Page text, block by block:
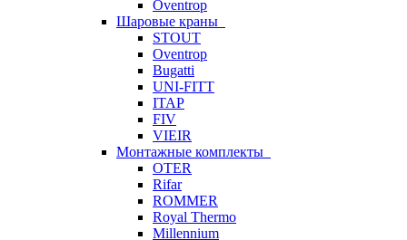
Oventrop
Шаровые краны
STOUT
Oventrop
Bugatti
UNI-FITT
ITAP
FIV
VIEIR
Монтажные комплекты
OTER
Rifar
ROMMER
Royal Thermo
Millennium